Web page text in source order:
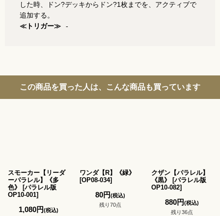
した時、ドン?デッキからドン?1枚までを、アクティブで
追加する。
≪トリガー≫
-
この商品を買った人は、こんな商品も買っています
スモーカー【リーダ
ーパラレル】《多
色》
[パラレル版
OP10-001]
1,080円(税込)
ワンダ【R】《緑》
[OP08-034]
80円(税込)
残り70点
クザン【パラレル】
《黒》
[パラレル版
OP10-082]
880円(税込)
残り36点